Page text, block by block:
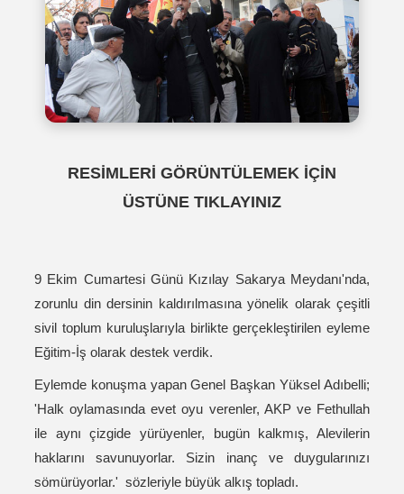
RESİMLERİ GÖRÜNTÜLEMEK İÇİN
ÜSTÜNE TIKLAYINIZ
9 Ekim Cumartesi Günü Kızılay Sakarya Meydanı'nda,
zorunlu din dersinin kaldırılmasına yönelik olarak çeşitli
sivil toplum kuruluşlarıyla birlikte gerçekleştirilen eyleme
Eğitim-İş olarak destek verdik.
Eylemde konuşma yapan Genel Başkan Yüksel Adıbelli;
'Halk oylamasında evet oyu verenler, AKP ve Fethullah
ile aynı çizgide yürüyenler, bugün kalkmış, Alevilerin
haklarını savunuyorlar. Sizin inanç ve duygularınızı
sömürüyorlar.' sözleriyle büyük alkış topladı.